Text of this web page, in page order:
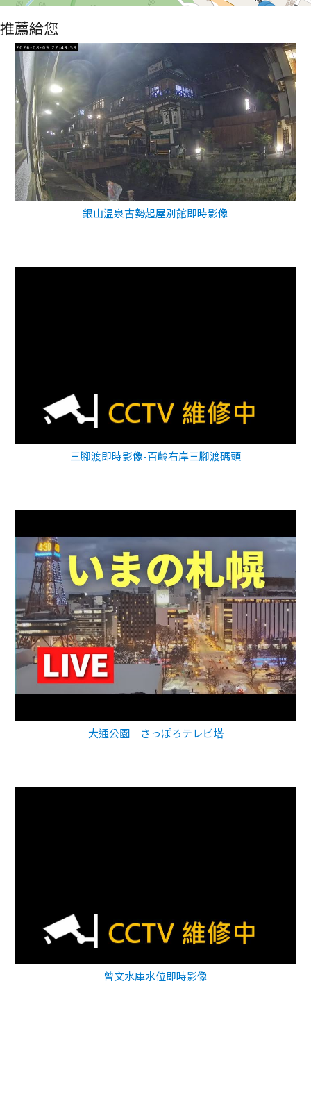
推薦給您
銀山温泉古勢起屋別館即時影像
三腳渡即時影像-百齡右岸三腳渡碼頭
大通公園 さっぽろテレビ塔
曾文水庫水位即時影像